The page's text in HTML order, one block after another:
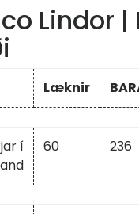
Lindor |
Læknir
í
60 236